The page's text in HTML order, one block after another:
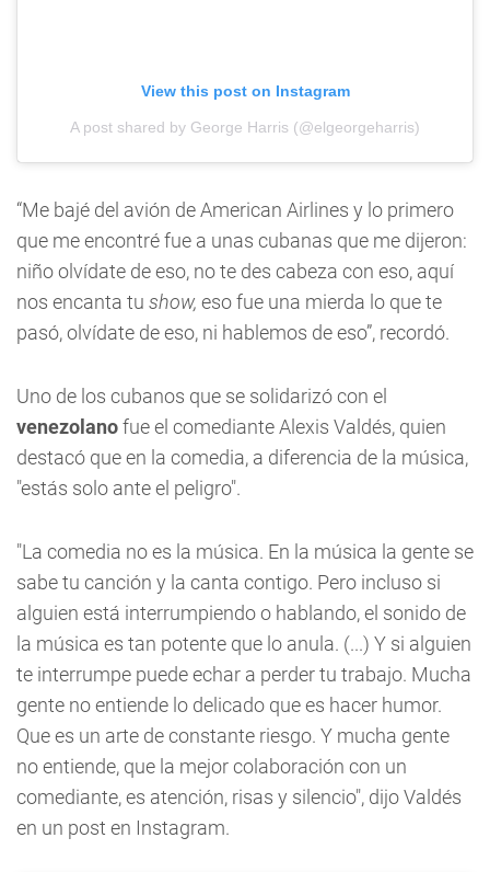
View this post on Instagram
A post shared by George Harris (@elgeorgeharris)
“Me bajé del avión de American Airlines y lo primero
que me encontré fue a unas cubanas que me dijeron:
niño olvídate de eso, no te des cabeza con eso, aquí
nos encanta tu show, eso fue una mierda lo que te
pasó, olvídate de eso, ni hablemos de eso”, recordó.
Uno de los cubanos que se solidarizó con el
venezolanofue el comediante Alexis Valdés, quien
destacó que en la comedia, a diferencia de la música,
"estás solo ante el peligro".
"La comedia no es la música. En la música la gente se
sabe tu canción y la canta contigo. Pero incluso si
alguien está interrumpiendo o hablando, el sonido de
la música es tan potente que lo anula. (...) Y si alguien
te interrumpe puede echar a perder tu trabajo. Mucha
gente no entiende lo delicado que es hacer humor.
Que es un arte de constante riesgo. Y mucha gente
no entiende, que la mejor colaboración con un
comediante, es atención, risas y silencio", dijo Valdés
en un post en Instagram.